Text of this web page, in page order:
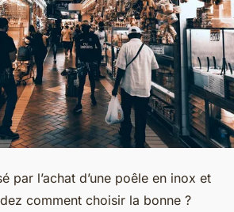
par l’achat d’une poêle en inox et
comment choisir la bonne ?